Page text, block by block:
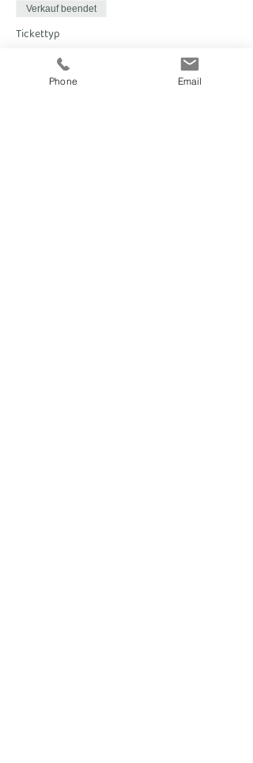
Verkauf beendet
Tickettyp
8 Tage in der Doppelkabine
Phone Email